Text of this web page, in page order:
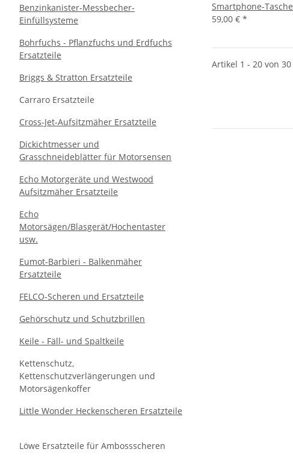
Smartphone-Tasche
59,00 € *
Artikel 1 - 20 von 30
Benzinkanister-Messbecher-
Einfüllsysteme
Bohrfuchs - Pflanzfuchs und Erdfuchs
Ersatzteile
Briggs & Stratton Ersatzteile
Carraro Ersatzteile
Cross-Jet-Aufsitzmäher Ersatzteile
Dickichtmesser und
Grasschneideblätter für Motorsensen
Echo Motorgeräte und Westwood
Aufsitzmäher Ersatzteile
Echo
Motorsägen/Blasgerät/Hochentaster
usw.
Eumot-Barbieri - Balkenmäher
Ersatzteile
FELCO-Scheren und Ersatzteile
Gehörschutz und Schutzbrillen
Keile - Fäll- und Spaltkeile
Kettenschutz,
Kettenschutzverlängerungen und
Motorsägenkoffer
Little Wonder Heckenscheren Ersatzteile
Löwe Ersatzteile für Ambossscheren